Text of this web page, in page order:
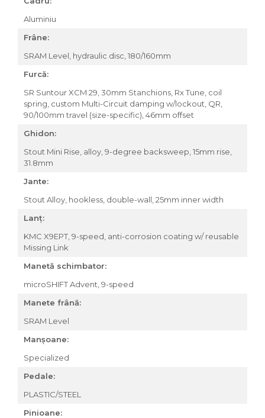
Aluminiu
Frâne:
SRAM Level, hydraulic disc, 180/160mm
Furcă:
SR Suntour XCM 29, 30mm Stanchions, Rx Tune, coil
spring, custom Multi-Circuit damping w/lockout, QR,
90/100mm travel (size-specific), 46mm offset
Ghidon:
Stout Mini Rise, alloy, 9-degree backsweep, 15mm rise,
31.8mm
Jante:
Stout Alloy, hookless, double-wall, 25mm inner width
Lanț:
KMC X9EPT, 9-speed, anti-corrosion coating w/ reusable
Missing Link
Manetă schimbator:
microSHIFT Advent, 9-speed
Manete frână:
SRAM Level
Manșoane:
Specialized
Pedale:
PLASTIC/STEEL
Pinioane: